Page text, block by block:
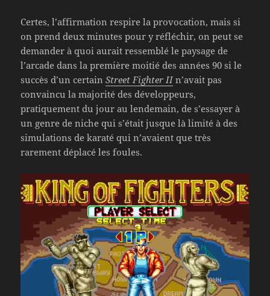
Certes, l’affirmation respire la provocation, mais si
on prend deux minutes pour y réfléchir, on peut se
demander à quoi aurait ressemblé le paysage de
l’arcade dans la première moitié des années 90 si le
succès d’un certainStreet Fighter IIn’avait pas
convaincu la majorité des développeurs,
pratiquement du jour au lendemain, de s’essayer à
un genre de niche qui s’était jusque là limité à des
simulations de karaté qui n’avaient que très
rarement déplacé les foules.